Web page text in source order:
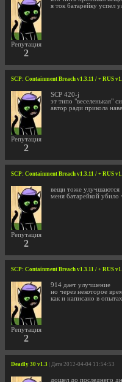
Репутация
2
я ток батарейку успел
SCP: Containment Breach v1.3.11 / + RUS
Репутация
2
SCP 420-j
эт типо "веселенькая"
автор ради прикола
SCP: Containment Breach v1.3.11 / + RUS
Репутация
2
вещи тоже улучшаются
меня батарейкой убило
SCP: Containment Breach v1.3.11 / + RUS
Репутация
2
914 дает улучшение
но через некоторое
как и написано в опытах
Deadly 30 v1.3 | Дата 2012-04-04 11:54:53
дошел до последнего